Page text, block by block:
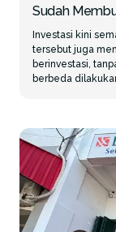
Sudah
Investasi kini
tersebut juga
berinvestasi,
berbeda
kunci
keuntungan
terus belajar
Rizal yang bisa
Jangan Terburu-
bergabung
berbagai